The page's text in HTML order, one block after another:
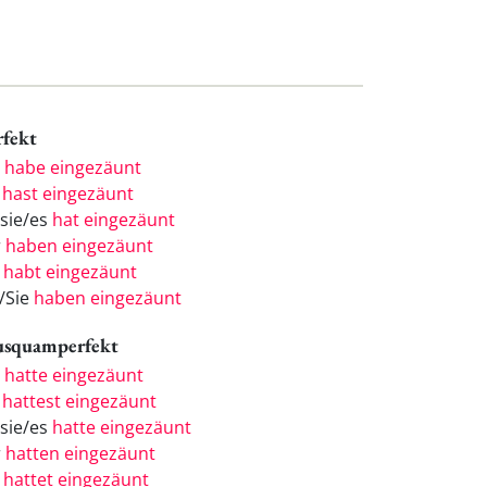
habe eingezäunt
hast eingezäunt
es hat eingezäunt
haben eingezäunt
habt eingezäunt
haben eingezäunt
hatte eingezäunt
hattest eingezäunt
es hatte eingezäunt
hatten eingezäunt
hattet eingezäunt